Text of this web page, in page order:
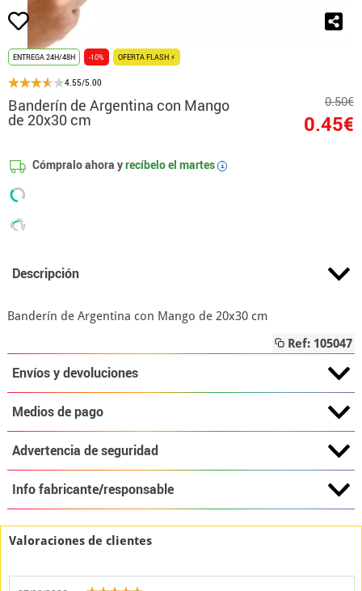
ENTREGA 24H/48H -10% OFERTA FLASH ⚡
4.55/5.00
Banderín de Argentina con Mango
de 20x30 cm
0.50€
0.45€
Cómpralo ahora yrecíbelo el martes i
Descripción
Banderín de Argentina con Mango de 20x30 cm
Ref: 105047
Envíos y devoluciones
Medios de pago
Advertencia de seguridad
Info fabricante/responsable
Valoraciones de clientes